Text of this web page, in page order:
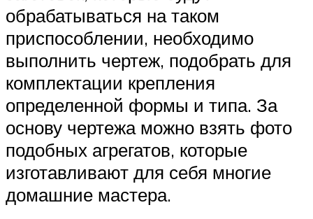
обрабатываться на таком
приспособлении, необходимо
выполнить чертеж, подобрать для
комплектации крепления
определенной формы и типа. За
основу чертежа можно взять фото
подобных агрегатов, которые
изготавливают для себя многие
домашние мастера.